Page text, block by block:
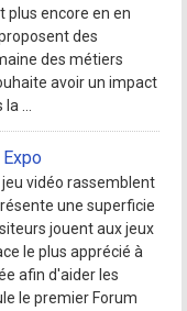
plus encore en en
des
des métiers
avoir un impact
...
jeu vidéo rassemblent
une superficie
jouent aux jeux
le plus apprécié à
afin d'aider les
le premier Forum